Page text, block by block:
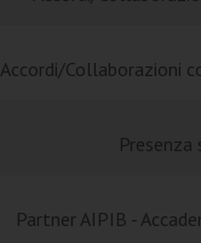
Accordi/Collaborazioni
Partner AIPIB -